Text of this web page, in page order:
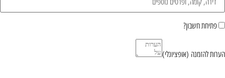
פתיחת חשבון?
הערות להזמנה (אופציונלי)